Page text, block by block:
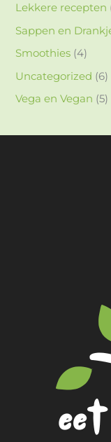
Lekkere recepten
Sappen en
Smoothies (4)
Uncategorized (6)
Vega en Vegan (5)